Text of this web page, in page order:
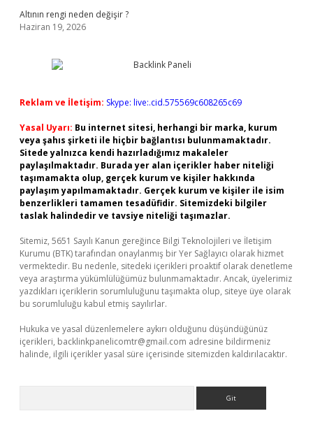
Altının rengi neden değişir ?
Haziran 19, 2026
Reklam ve İletişim: Skype: live:.cid.575569c608265c69
Yasal Uyarı: Bu internet sitesi, herhangi bir marka, kurum
veya şahıs şirketi ile hiçbir bağlantısı bulunmamaktadır.
Sitede yalnızca kendi hazırladığımız makaleler
paylaşılmaktadır. Burada yer alan içerikler haber niteliği
taşımamakta olup, gerçek kurum ve kişiler hakkında
paylaşım yapılmamaktadır. Gerçek kurum ve kişiler ile isim
benzerlikleri tamamen tesadüfidir. Sitemizdeki bilgiler
taslak halindedir ve tavsiye niteliği taşımazlar.
Sitemiz, 5651 Sayılı Kanun gereğince Bilgi Teknolojileri ve İletişim
Kurumu (BTK) tarafından onaylanmış bir Yer Sağlayıcı olarak hizmet
vermektedir. Bu nedenle, sitedeki içerikleri proaktif olarak denetleme
veya araştırma yükümlülüğümüz bulunmamaktadır. Ancak, üyelerimiz
yazdıkları içeriklerin sorumluluğunu taşımakta olup, siteye üye olarak
bu sorumluluğu kabul etmiş sayılırlar.
Hukuka ve yasal düzenlemelere aykırı olduğunu düşündüğünüz
içerikleri, backlinkpanelicomtr@gmail.com adresine bildirmeniz
halinde, ilgili içerikler yasal süre içerisinde sitemizden kaldırılacaktır.